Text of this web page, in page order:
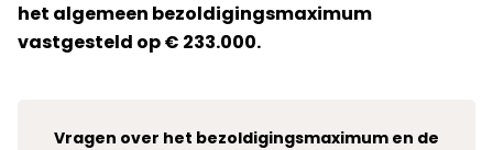
het algemeen bezoldigingsmaximum
vastgesteld op € 233.000.
Vragen over het bezoldigingsmaximum en de